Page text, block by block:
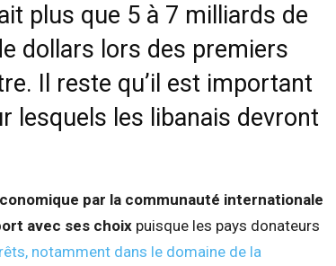
plus que 5 à 7 milliards de
dollars lors des premiers
Il reste qu’il est important
lesquels les libanais devront
par la communauté internationale
avec ses choix puisque les pays donateurs
notamment dans le domaine de la